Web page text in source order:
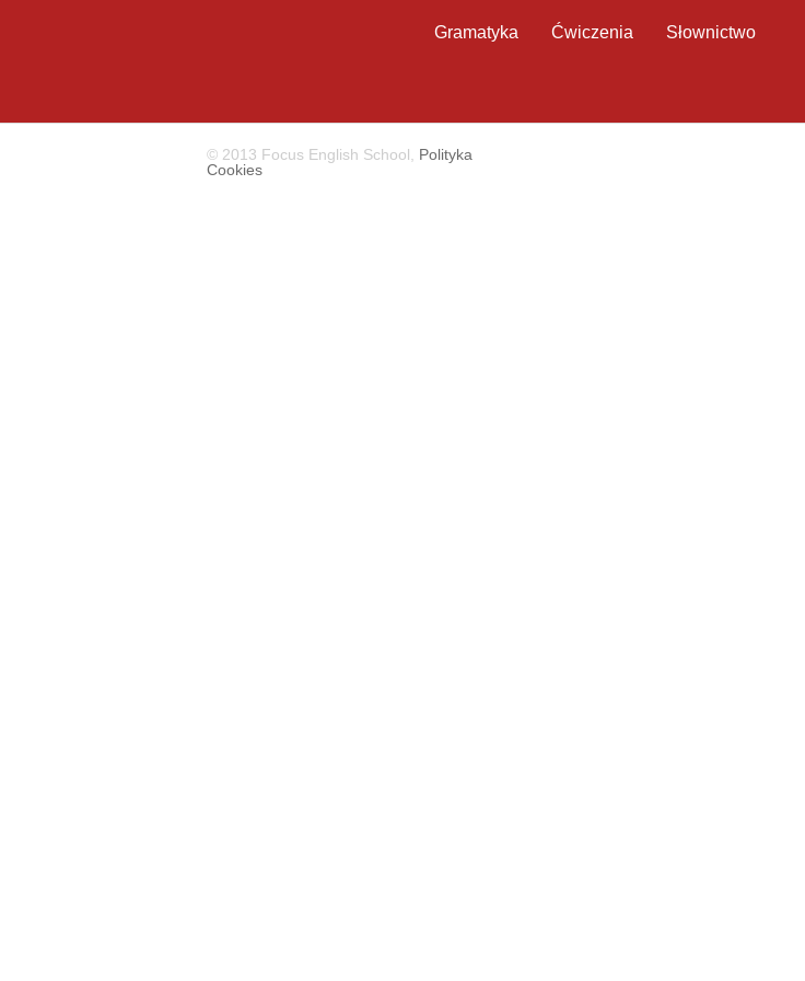
© 2013 Focus English School, Polityka
Cookies
Gramatyka Ćwiczenia Słownictwo